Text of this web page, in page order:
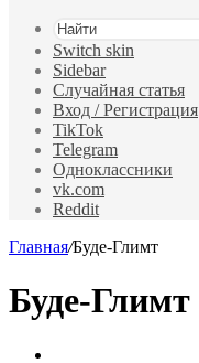
Switch skin
Sidebar
Случайная статья
Вход / Регистрация
TikTok
Telegram
Одноклассники
vk.com
Reddit
Главная/Буде-Глимт
Буде-Глимт